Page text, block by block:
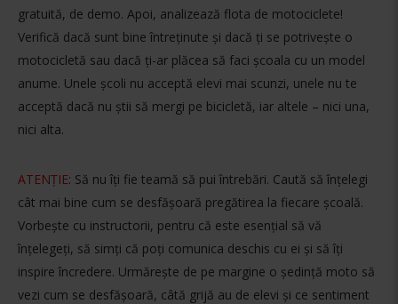
gratuită, de demo. Apoi, analizează flota de motociclete!
Verifică dacă sunt bine întreținute și dacă ți se potrivește o
motocicletă sau dacă ți-ar plăcea să faci școala cu un model
anume. Unele școli nu acceptă elevi mai scunzi, unele nu te
acceptă dacă nu știi să mergi pe bicicletă, iar altele – nici una,
nici alta.
ATENȚIE: Să nu îți fie teamă să pui întrebări. Caută să înțelegi
cât mai bine cum se desfășoară pregătirea la fiecare școală.
Vorbește cu instructorii, pentru că este esențial să vă
înțelegeți, să simți că poți comunica deschis cu ei și să îți
inspire încredere. Urmărește de pe margine o ședință moto să
vezi cum se desfășoară, câtă grijă au de elevi și ce sentiment